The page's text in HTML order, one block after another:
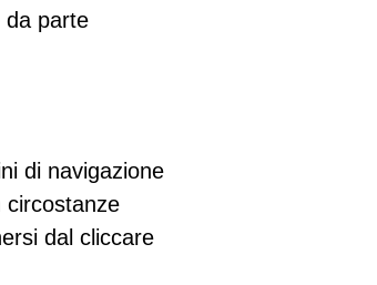
da parte
di navigazione
circostanze
dal cliccare